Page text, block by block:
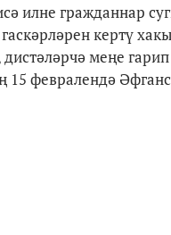
илне гражданнар
кертү
меңе
15 февралендә